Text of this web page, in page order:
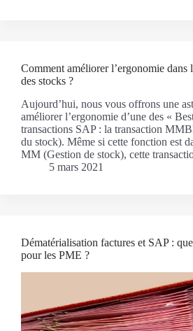
Comment améliorer l’ergonomie dans
des stocks ?
Aujourd’hui, nous vous offrons une
améliorer l’ergonomie d’une des «
transactions SAP : la transaction
du stock). Même si cette fonction est
MM (Gestion de stock), cette
5 mars 2021
Dématérialisation factures et SAP :
pour les PME ?